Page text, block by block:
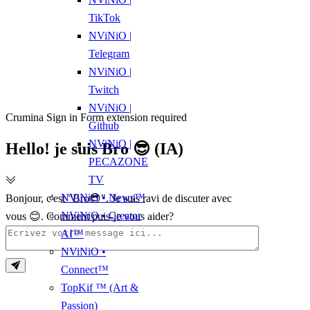
Crumina Sign in Form extension required
Hello! je suis Bro 😎 (IA)
Bonjour, c'est "Bro😎". Je suis ravi de discuter avec
vous 😊. Comment puis-je vous aider?
TikTok
NViNiO |
Telegram
NViNiO |
Twitch
NViNiO |
Github
NViNiO |
PECAZONE
TV
NViNiO • News™
NViNiO • Creator
AI™
NViNiO •
Connect™
TopKif ™ (Art &
Passion)